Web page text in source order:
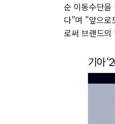
순 이동수단을
다"며 "앞으로
로써 브랜드